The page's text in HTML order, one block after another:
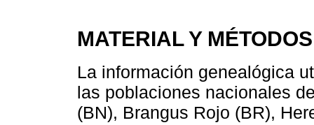
MATERIAL Y MÉTODOS
La información genealógica
las poblaciones nacionales
(BN), Brangus Rojo (BR),